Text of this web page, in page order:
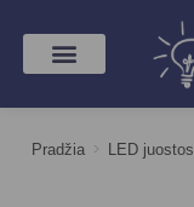
Pradžia > LED juostos